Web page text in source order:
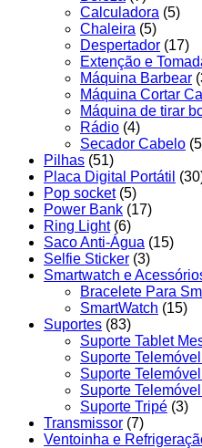
Calculadora (5)
Chaleira (5)
Despertador (17)
Extenção e
Máquina Barbear
Máquina Cortar
Máquina de tirar
Rádio (4)
Secador Cabelo
Pilhas (51)
Placa Digital Portátil
Pop socket (5)
Power Bank (17)
Ring Light (6)
Saco Anti-Água (15)
Selfie Sticker (3)
Smartwatch e
Bracelete Para
SmartWatch (15)
Suportes (83)
Suporte Tablet
Suporte
Suporte
Suporte
Suporte Tripé (3)
Transmissor (7)
Ventoinha e